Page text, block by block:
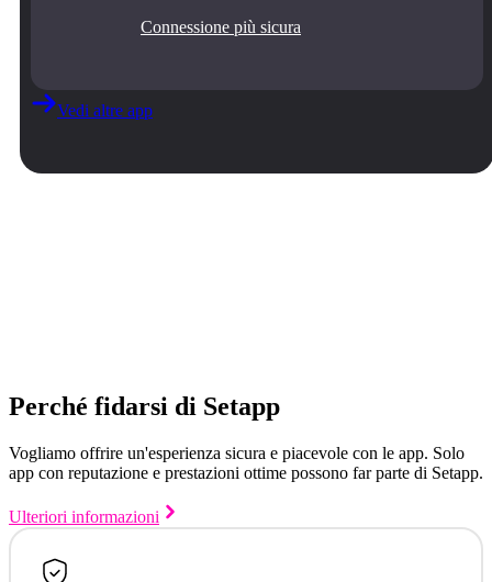
Connessione più sicura
Vedi altre app
Perché fidarsi di Setapp
Vogliamo offrire un'esperienza sicura e piacevole con le app. Solo
app con reputazione e prestazioni ottime possono far parte di Setapp.
Ulteriori informazioni